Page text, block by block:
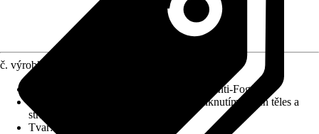
č. výrobku
Touch Sensor, Systém Anti-Fog
IP 44 (chráněno před vniknutím cizích těles a
stříkající vody)
Tvar: